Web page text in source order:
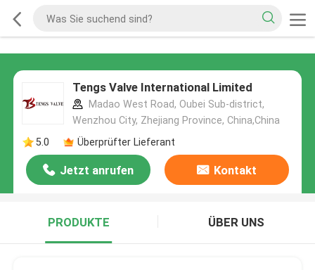
Tengs Valve International Limited
Madao West Road, Oubei Sub-district,
Wenzhou City, Zhejiang Province, China,China
5.0
Überprüfter Lieferant
Jetzt anrufen Kontakt
PRODUKTE ÜBER UNS